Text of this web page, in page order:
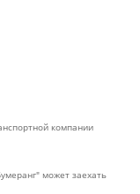
компании
может заехать